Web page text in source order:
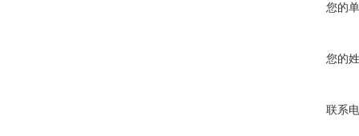
您的
您的
联系